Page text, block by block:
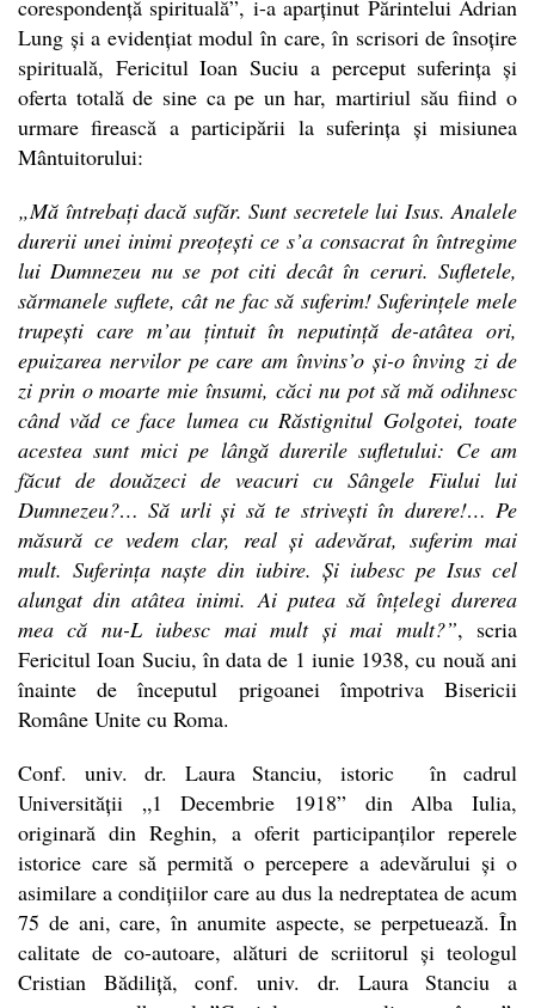
corespondență spirituală”, i-a aparținut Părintelui Adrian
Lung și a evidențiat modul în care, în scrisori de însoțire
spirituală, Fericitul Ioan Suciu a perceput suferința și
oferta totală de sine ca pe un har, martiriul său fiind o
urmare firească a participării la suferința și misiunea
Mântuitorului:
„Mă întrebați dacă sufăr. Sunt secretele lui Isus. Analele
durerii unei inimi preoțești ce s’a consacrat în întregime
lui Dumnezeu nu se pot citi decât în ceruri. Sufletele,
sărmanele suflete, cât ne fac să suferim! Suferințele mele
trupești care m’au țintuit în neputință de-atâtea ori,
epuizarea nervilor pe care am învins’o și-o înving zi de
zi prin o moarte mie însumi, căci nu pot să mă odihnesc
când văd ce face lumea cu Răstignitul Golgotei, toate
acestea sunt mici pe lângă durerile sufletului: Ce am
făcut de douăzeci de veacuri cu Sângele Fiului lui
Dumnezeu?… Să urli și să te strivești în durere!… Pe
măsură ce vedem clar, real și adevărat, suferim mai
mult. Suferința naște din iubire. Și iubesc pe Isus cel
alungat din atâtea inimi. Ai putea să înțelegi durerea
mea că nu-L iubesc mai mult și mai mult?”, scria
Fericitul Ioan Suciu, în data de 1 iunie 1938, cu nouă ani
înainte de începutul prigoanei împotriva Bisericii
Române Unite cu Roma.
Conf. univ. dr. Laura Stanciu, istoric în cadrul
Universității „1 Decembrie 1918” din Alba Iulia,
originară din Reghin, a oferit participanților reperele
istorice care să permită o percepere a adevărului și o
asimilare a condițiilor care au dus la nedreptatea de acum
75 de ani, care, în anumite aspecte, se perpetuează. În
calitate de co-autoare, alături de scriitorul și teologul
Cristian Bădiliță, conf. univ. dr. Laura Stanciu a